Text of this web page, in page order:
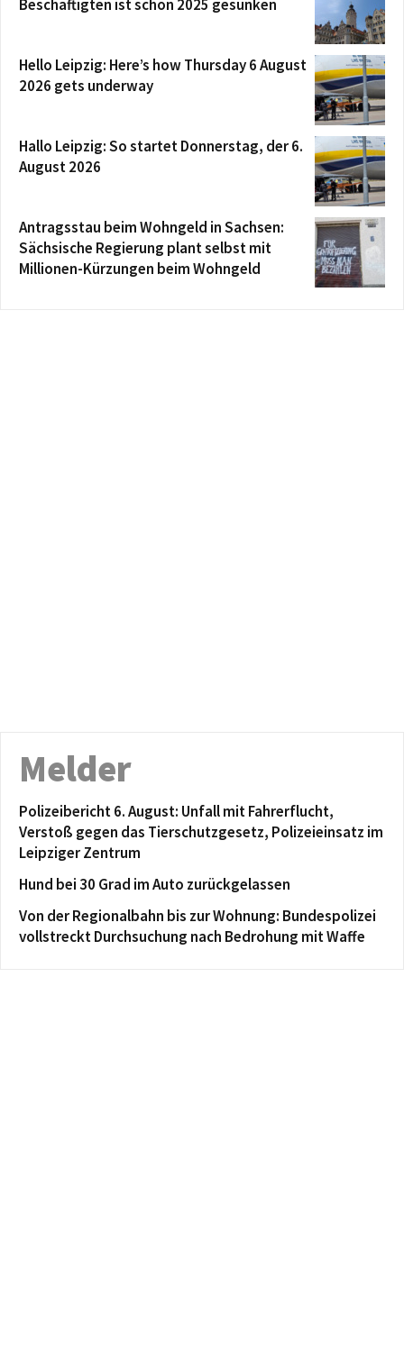
Beschäftigten ist schon 2025 gesunken
Hello Leipzig: Here’s how Thursday 6 August
2026 gets underway
Hallo Leipzig: So startet Donnerstag, der 6.
August 2026
Antragsstau beim Wohngeld in Sachsen:
Sächsische Regierung plant selbst mit
Millionen-Kürzungen beim Wohngeld
Melder
Polizeibericht 6. August: Unfall mit Fahrerflucht,
Verstoß gegen das Tierschutzgesetz, Polizeieinsatz im
Leipziger Zentrum
Hund bei 30 Grad im Auto zurückgelassen
Von der Regionalbahn bis zur Wohnung: Bundespolizei
vollstreckt Durchsuchung nach Bedrohung mit Waffe